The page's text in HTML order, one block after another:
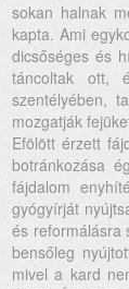
sokan halnak
kapta. Ami
dicsőséges és
táncoltak ott,
szentélyében,
mozgatják
Efölött érzett
botránkozása
fájdalom
gyógyírját
és reformálásra
bensőleg
mivel a kard